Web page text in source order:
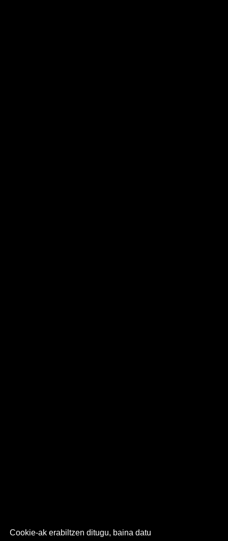
Cookie-ak erabiltzen ditugu, baina datu